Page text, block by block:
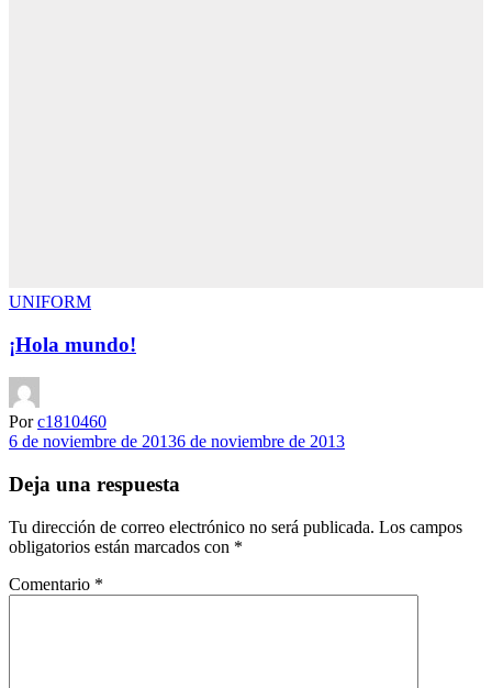
UNIFORM
¡Hola mundo!
Porc1810460
6 de noviembre de 20136 de noviembre de 2013
Deja una respuesta
Tu dirección de correo electrónico no será publicada. Los campos
obligatorios están marcados con *
Comentario *